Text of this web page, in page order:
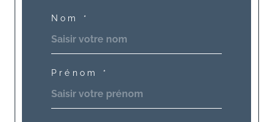
Nom *
Prénom *